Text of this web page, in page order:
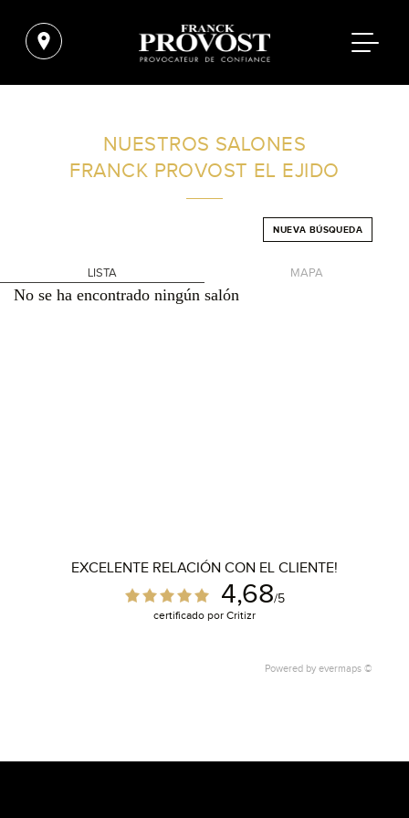
FILTROS AVANZADOS
NUESTROS SALONES
FRANCK PROVOST EL EJIDO
NUEVA BÚSQUEDA
LISTA MAPA
No se ha encontrado ningún salón
EXCELENTE RELACIÓN CON EL CLIENTE!
4,68/5
certificado por Critizr
Powered by evermaps ©